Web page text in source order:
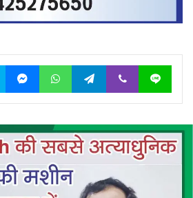
Skype MessengerWhatsAppTelegramViber Line